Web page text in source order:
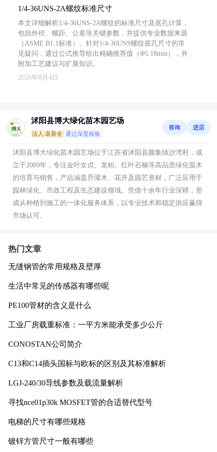
1/4-36UNS-2A螺纹标准尺寸
本文详细解析1/4-36UNS-2A螺纹的标准尺寸及底孔计算，
包括外径、螺距、公差等关键参数，并提供专业数据来源
（ASME B1.1标准）。针对1/4-36UNS螺纹底孔尺寸的常
见疑问，通过公式推导给出精确推荐值（Φ5.18mm），并
附加工艺建议与扩展知识。
2026年8月4日
沭阳县博大绿化苗木园艺场
法人:袁新全 通过深度核验
咨询 进店
沭阳县博大绿化苗木园艺场位于江苏省沭阳县颜集镇沙湾村，成
立于2009年，专注金叶女贞、龙柏、红叶石楠等高品质绿化苗木
的培育与销售，产品涵盖乔灌木、花卉及园艺资材，广泛应用于
园林绿化、市政工程及生态建设领域。凭借十余年行业深耕，形
成从种植到施工的一体化服务体系，以专业技术和稳定供应赢得
市场认可。
热门文章
无缝钢管的常用规格及壁厚
生活中常见的传感器有哪些呢
PE100管材的含义是什么
工业厂房载重标准：一平方米能承受多少公斤
CONOSTAN公司简介
C13和C14插头国标与欧标的区别及其标准解析
LGJ-240/30导线参数及载流量解析
寻找nce01p30k MOSFET管的合适替代型号
电梯的尺寸有哪些规格
镀锌方管尺寸一般有哪些